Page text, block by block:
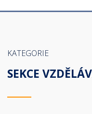
KATEGORIE
SEKCE